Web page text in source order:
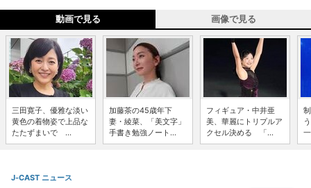
動画で見る 画像で見る
三田寛子、優雅な淡い
黄色の着物姿で上品な
たたずまいで ...
加藤茶の45歳年下
妻・綾菜、「美文字」
手書き勉強ノート...
フィギュア・中井亜
美、華麗にトリプルア
クセル決める 「...
J-CAST ニュース